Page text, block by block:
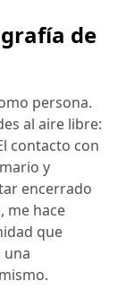
de
persona.
al aire libre:
contacto con
y
encerrado
me hace
que
una